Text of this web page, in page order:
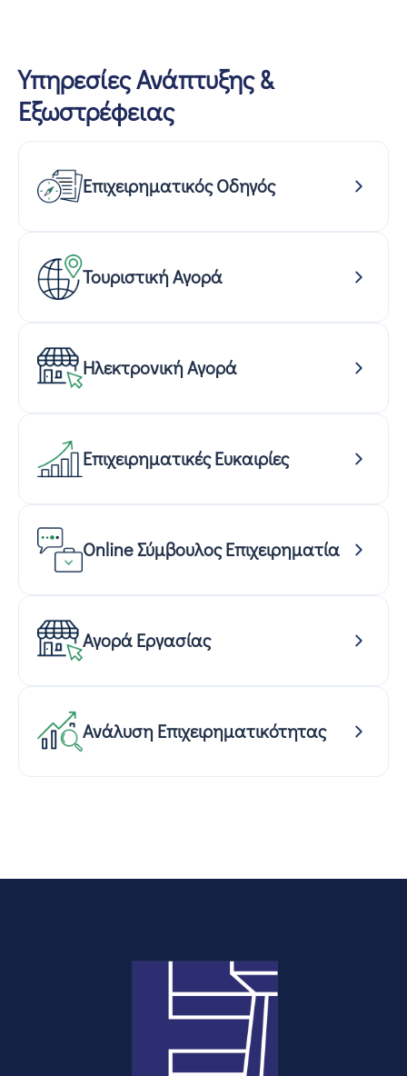
Υπηρεσίες Ανάπτυξης &
Εξωστρέφειας
Επιχειρηματικός Οδηγός
Τουριστική Αγορά
Ηλεκτρονική Αγορά
Επιχειρηματικές Ευκαιρίες
Online Σύμβουλος Επιχειρηματία
Αγορά Εργασίας
Ανάλυση Επιχειρηματικότητας